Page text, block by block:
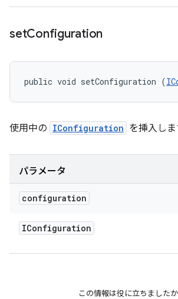
setConfiguration
public void setConfiguration (
使用中の IConfiguration を挿入しま
パラメータ
configuration
IConfiguration
この情報は役に立ちました